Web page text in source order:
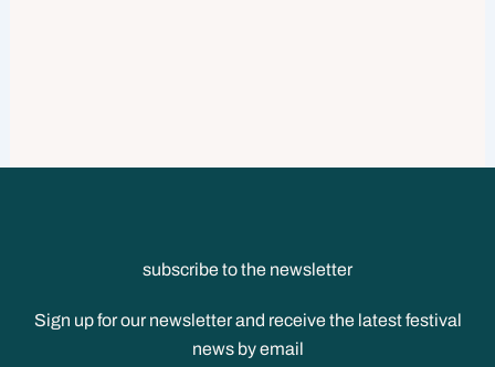
subscribe to the newsletter
Sign up for our newsletter and receive the latest festival
news by email